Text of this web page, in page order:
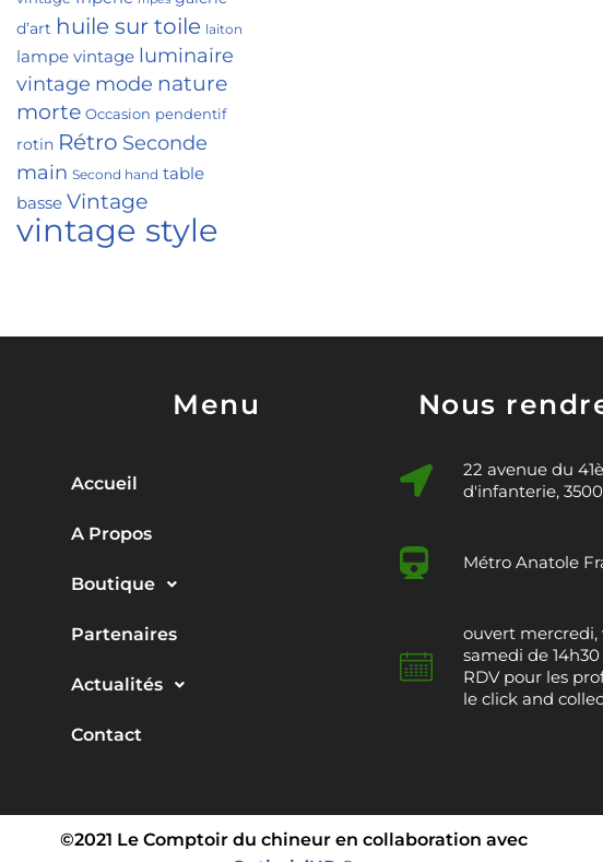
d’art huile sur toile laiton
lampe vintage luminaire
vintage mode nature
morte Occasion pendentif
rotin Rétro Seconde
main Second hand table
basse Vintage
vintage style
Menu
Accueil
A Propos
Boutique
Partenaires
Actualités
Contact
Nous
22 avenue du
d'infanterie,
Métro Anatole
ouvert mercredi,
samedi de 14h30
RDV pour les
le click and
©2021 Le Comptoir du chineur en collaboration avec